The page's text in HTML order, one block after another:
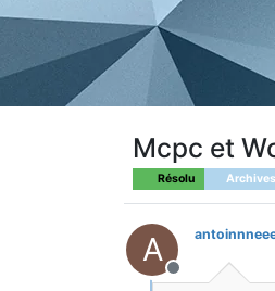
Mcpc et
Résolu
A
Hors-ligne